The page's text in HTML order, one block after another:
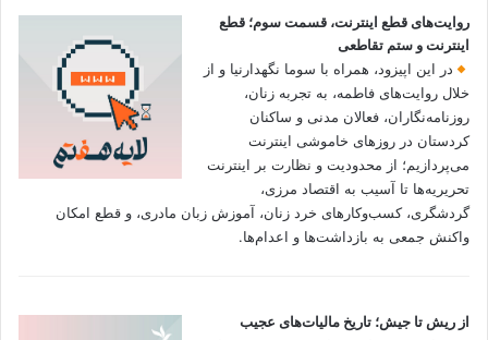
روایت‌های قطع اینترنت، قسمت سوم؛ قطع
اینترنت و ستم تقاطعی
در این اپیزود، همراه با سوما نگهدارنیا و از
خلال روایت‌های فاطمه، به تجربه زنان،
روزنامه‌نگاران، فعالان مدنی و ساکنان
کردستان در روزهای خاموشی اینترنت
می‌پردازیم؛ از محدودیت و نظارت بر اینترنت
تحریریه‌ها تا آسیب به اقتصاد مرزی،
گردشگری، کسب‌وکارهای خرد زنان، آموزش زبان مادری، و قطع امکان
واکنش جمعی به بازداشت‌ها و اعدام‌ها.
از ریش تا جیش؛ تاریخ مالیات‌های عجیب